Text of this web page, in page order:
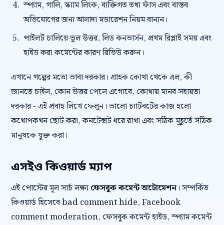
স্প্যাম, গালি, স্ক্যাম লিংক, ব্যক্তিগত তথ্য ফাঁস এবং বাস্তব
অভিযোগের জন্য আলাদা মডারেশন নিয়ম বানান।
পাইলট চালিয়ে ভুল উত্তর, লিড কনভার্সন, প্রথম রিপ্লাই সময় এবং
হাইড করা কমেন্টের কারণ রিভিউ করুন।
এখানে গল্পের মতো ভাবা দরকার। গ্রাহক কোথা থেকে এল, কী
জানতে চাইল, কোন উত্তর পেলে এগোবে, কোথায় মানব সহায়তা
দরকার - এই প্রবাহ লিখে ফেলুন। ভালো চ্যাটবটের কাজ হলো
কথোপকথন ছোট করা, কনটেক্সট ধরে রাখা এবং সঠিক মুহূর্তে সঠিক
মানুষকে যুক্ত করা।
এসইও কিওয়ার্ড ম্যাপ
এই পোস্টের মূল সার্চ লক্ষ্যফেসবুক কমেন্ট অটোমেশন। সম্পর্কিত
কিওয়ার্ড হিসেবে bad comment hide, Facebook
comment moderation, ফেসবুক কমেন্ট হাইড, স্প্যাম কমেন্ট